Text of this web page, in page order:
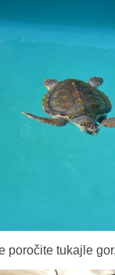
poročite tukajle